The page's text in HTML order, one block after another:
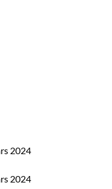
2024
2024